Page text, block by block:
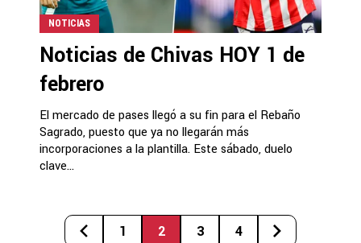
NOTICIAS
Noticias de Chivas HOY 1 de
febrero
El mercado de pases llegó a su fin para el Rebaño
Sagrado, puesto que ya no llegarán más
incorporaciones a la plantilla. Este sábado, duelo
clave...
1 2 3 4